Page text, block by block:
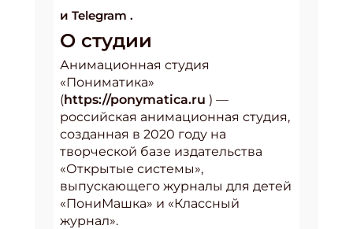
и Telegram .
О сту­дии
Анимационная студия
«Пониматика»
(https://ponymatica.ru ) —
российская анимационная студия,
созданная в 2020 году на
творческой базе издательства
«Открытые системы»,
выпускающего журналы для детей
«ПониМашка» и «Классный
журнал».